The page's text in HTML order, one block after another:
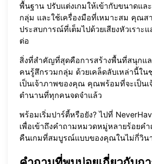
พื้นฐาน ปรับแต่งเกมให้เข้ากับขนาดแล
กลุ่ม และใช้เครื่องมือที่เหมาะสม คุณส
ประสบการณ์ที่เต็มไปด้วยเสียงหัวเราะแ
ต่อ
สิ่งที่สำคัญที่สุดคือการสร้างพื้นที่สนุกแ
คนรู้สึกรวมกลุ่ม ด้วยเคล็ดลับเหล่านี้ใน
เป็นเจ้าภาพของคุณ คุณพร้อมที่จะเป็นเ
ตำนานที่ทุกคนจดจำแล้ว
พร้อมเริ่มปาร์ตี้หรือยัง? ไปที่
เพื่อเข้าถึงคำถามหมวดหมู่หลายร้อยคำ
คืนเกมที่สมบูรณ์แบบของคุณในไม่กี่วิน